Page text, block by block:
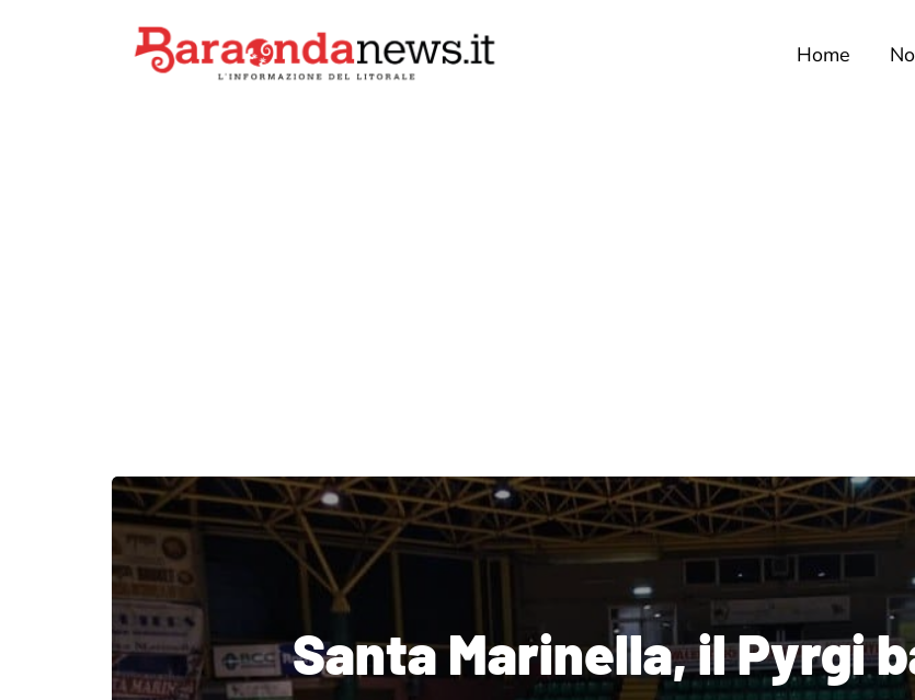
Home
Santa Marinella, il Pyrgi